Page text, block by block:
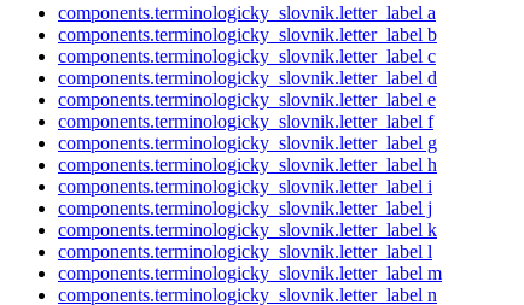
components.terminologicky_slovnik.letter_label a
components.terminologicky_slovnik.letter_label b
components.terminologicky_slovnik.letter_label c
components.terminologicky_slovnik.letter_label d
components.terminologicky_slovnik.letter_label e
components.terminologicky_slovnik.letter_label f
components.terminologicky_slovnik.letter_label g
components.terminologicky_slovnik.letter_label h
components.terminologicky_slovnik.letter_label i
components.terminologicky_slovnik.letter_label j
components.terminologicky_slovnik.letter_label k
components.terminologicky_slovnik.letter_label l
components.terminologicky_slovnik.letter_label m
components.terminologicky_slovnik.letter_label n